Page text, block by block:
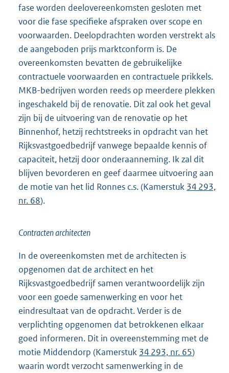
fase worden deelovereenkomsten gesloten met
voor die fase specifieke afspraken over scope en
voorwaarden. Deelopdrachten worden verstrekt als
de aangeboden prijs marktconform is. De
overeenkomsten bevatten de gebruikelijke
contractuele voorwaarden en contractuele prikkels.
MKB-bedrijven worden reeds op meerdere plekken
ingeschakeld bij de renovatie. Dit zal ook het geval
zijn bij de uitvoering van de renovatie op het
Binnenhof, hetzij rechtstreeks in opdracht van het
Rijksvastgoedbedrijf vanwege bepaalde kennis of
capaciteit, hetzij door onderaanneming. Ik zal dit
blijven bevorderen en geef daarmee uitvoering aan
de motie van het lid Ronnes c.s. (Kamerstuk 34 293,
nr. 68).
Contracten architecten
In de overeenkomsten met de architecten is
opgenomen dat de architect en het
Rijksvastgoedbedrijf samen verantwoordelijk zijn
voor een goede samenwerking en voor het
eindresultaat van de opdracht. Verder is de
verplichting opgenomen dat betrokkenen elkaar
goed informeren. Dit in overeenstemming met de
motie Middendorp (Kamerstuk 34 293, nr. 65)
waarin wordt verzocht samenwerking in de